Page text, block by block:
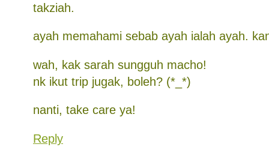
takziah.
ayah memahami sebab ayah ialah ayah.
wah, kak sarah sungguh macho!
nk ikut trip jugak, boleh? (*_*)
nanti, take care ya!
Reply